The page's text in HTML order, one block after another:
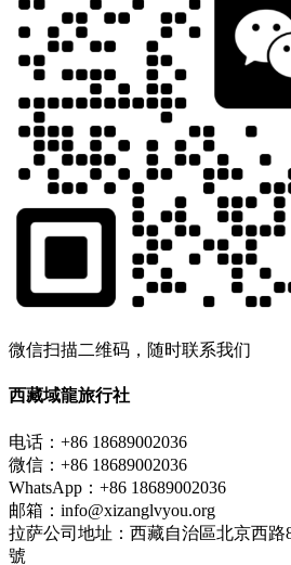
微信扫描二维码，随时联系我们
西藏域龍旅行社
电话：+86 18689002036
微信：+86 18689002036
WhatsApp：+86 18689002036
邮箱：info@xizanglvyou.org
拉萨公司地址：西藏自治區北京西路
號